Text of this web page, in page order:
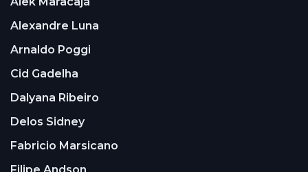
Alexandre Luna
Arnaldo Poggi
Cid Gadelha
Dalyana Ribeiro
Delos Sidney
Fabricio Marsicano